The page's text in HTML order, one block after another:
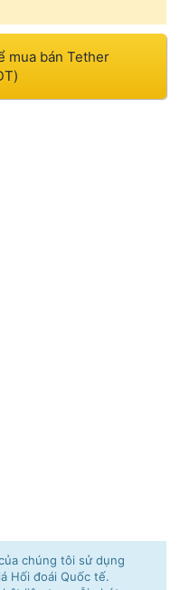
mua bán Tether
chúng tôi sử dụng
Hối đoái Quốc tế.